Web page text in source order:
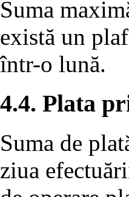
Suma
există un
într-o lună.
4.4. Plata
Suma de
ziua